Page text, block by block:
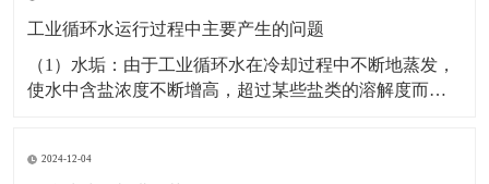
离剂等清洗剂药液，并混合均匀，工作人员进入冷却塔
内，用
工业循环水运行过程中主要产生的问题
（1）水垢：由于工业循环水在冷却过程中不断地蒸发，
使水中含盐浓度不断增高，超过某些盐类的溶解度而沉
使传热系数降低了百分之20。 （2）污垢：污垢主要由水
2024-12-04